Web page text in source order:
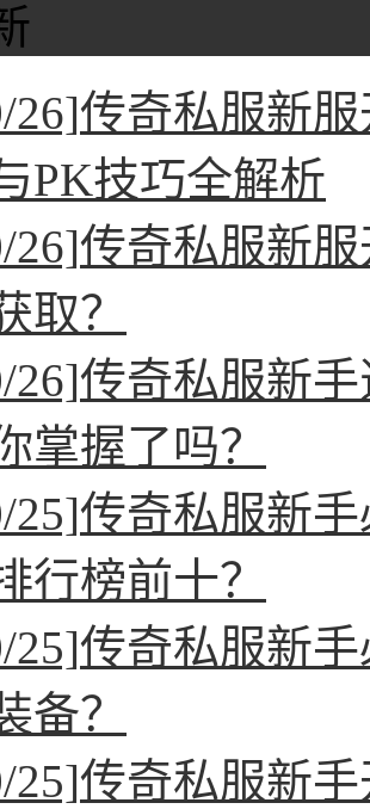
26]传奇私服新
PK技巧全解析
26]传奇私服新
取？
26]传奇私服新
掌握了吗？
25]传奇私服新
行榜前十？
25]传奇私服新
备？
25]传奇私服新